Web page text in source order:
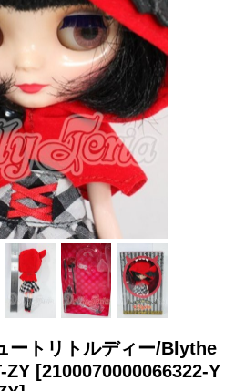
ートリトルディー/Blythe
ZY [2100070000066322-Y